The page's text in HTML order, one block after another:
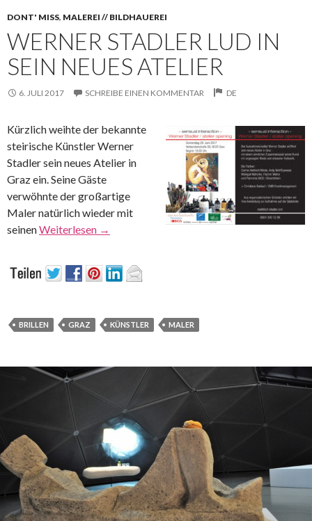
DONT' MISS, MALEREI // BILDHAUEREI
WERNER STADLER LUD IN
SEIN NEUES ATELIER
6. JULI 2017 SCHREIBE EINEN KOMMENTAR DE
Kürzlich weihte der bekannte
steirische Künstler Werner
Stadler sein neues Atelier in
Graz ein. Seine Gäste
verwöhnte der großartige
Maler natürlich wieder mit
seinenWeiterlesen →
BRILLEN GRAZ KÜNSTLER MALER